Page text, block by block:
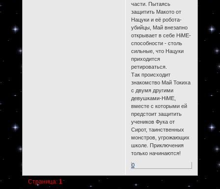
части. Пытаясь
защитить Макото от
Нацуки и её робота-
убийцы, Май внезапно
открывает в себе HiME-
способности - столь
сильные, что Нацуки
приходится
ретироваться.
Так происходит
знакомство Май Токиха
с двумя другими
девушками-HiME,
вместе с которыми ей
предстоит защитить
учеников Фука от
Сирот, таинственных
монстров, угрожающих
школе. Приключения
только начинаются!
0
Страница: 1